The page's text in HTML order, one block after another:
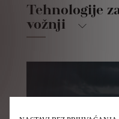
Tehnologije
vožnji